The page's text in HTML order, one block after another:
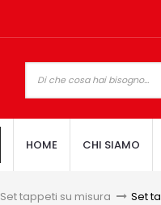
HOME CHI SIAMO
Set tappeti su misura > Set